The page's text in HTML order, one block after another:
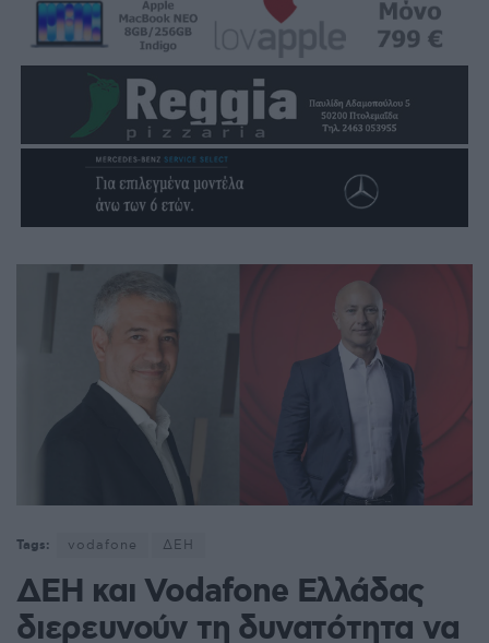
Tags: vodafone ΔΕΗ
ΔΕΗ και Vodafone Ελλάδας
διερευνούν τη δυνατότητα να